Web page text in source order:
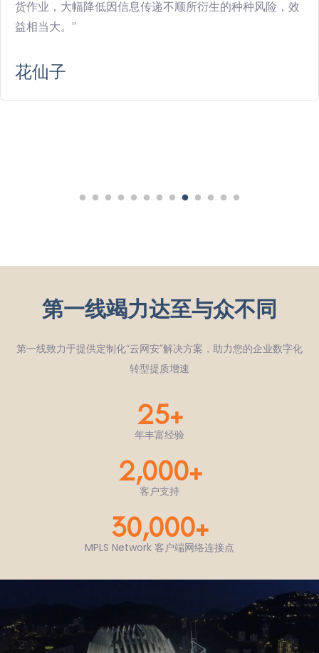
来愈多的消费者、商户和直接面向消费者的品牌合作。这
样多样化的B2B 及B2C业务组合对网络性能要求极高。第
为我们的用户提供更好的在线体验。"
第一线竭力达至与众不同
第一线致力于提供定制化“云网安”解决方案，助力您的企业数字化
转型提质增速
25+
年丰富经验
2,000+
客户支持
30,000+
MPLS Network 客户端网络连接点